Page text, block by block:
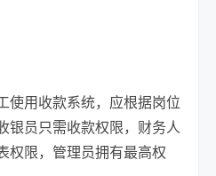
使用收款系统，应根据岗位
银员只需收款权限，财务人
权限，管理员拥有最高权